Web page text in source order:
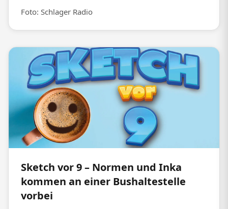
Foto: Schlager Radio
Sketch vor 9 – Normen und Inka
kommen an einer Bushaltestelle
vorbei